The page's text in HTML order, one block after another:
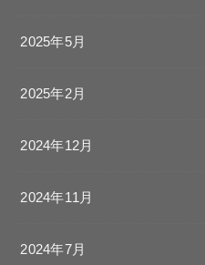
2025年5月
2025年2月
2024年12月
2024年11月
2024年7月